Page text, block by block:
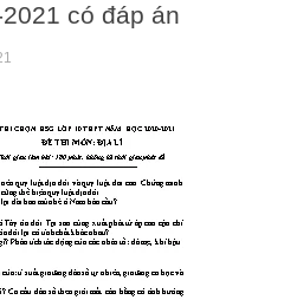
có đáp án